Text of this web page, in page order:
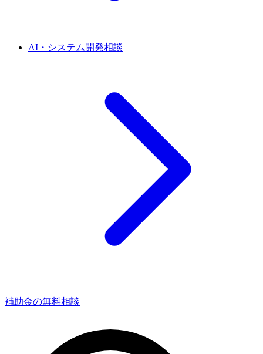
AI・システム開発相談
補助金の無料相談